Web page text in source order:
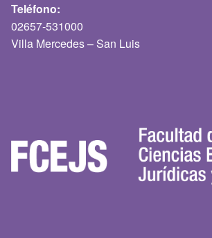
Teléfono:
02657-531000
Villa Mercedes – San Luis